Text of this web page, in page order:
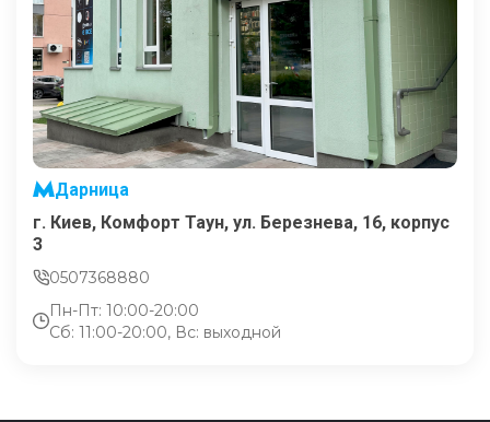
Дарница
г. Киев, Комфорт Таун, ул. Березнева, 16, корпус
3
0507368880
Пн-Пт: 10:00-20:00
Сб: 11:00-20:00, Вс: выходной